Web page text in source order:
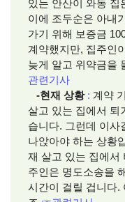
있는 안산이 와동 집
이에 조두순은 아내
가기 위해 보증금
계약했지만, 집주인
늦게 알고 위약금을
관련기사
-현재 상황: 계약
살고 있는 집에서 퇴
습니다. 그런데 이사
나앉아야 하는 상황
재 살고 있는 집에서
주인은 명도소송을
시간이 걸릴 겁니다.